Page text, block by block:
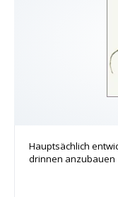
Hauptsächlich
drinnen anzubauen